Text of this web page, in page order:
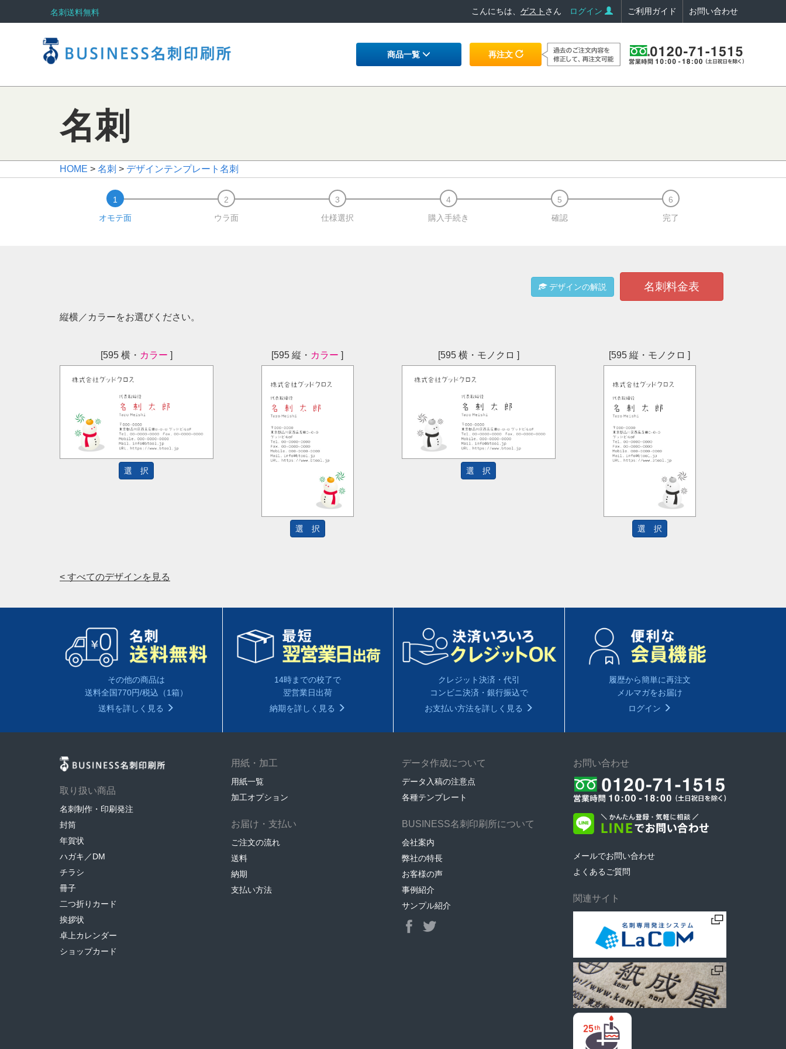
名刺送料無料 こんにちは、 ゲスト さん ログイン ご利用ガイド お問い合わせ
商品一覧 再注文
名刺
HOME > 名刺 > デザインテンプレート名刺
オモテ面 ウラ面 仕様選択 購入手続き 確認 完了
デザインの解説 名刺料金表
縦横／カラーをお選びください。
[595 横・ カラー ]
選 択
[595 縦・ カラー ]
選 択
[595 横・モノクロ ]
選 択
[595 縦・モノクロ ]
選 択
< すべてのデザインを見る
その他の商品は
送料全国770円/税込（1箱）
送料を詳しく見る
14時までの校了で
翌営業日出荷
納期を詳しく見る
クレジット決済・代引
コンビニ決済・銀行振込で
お支払い方法を詳しく見る
履歴から簡単に再注文
メルマガをお届け
ログイン
取り扱い商品
名刺制作・印刷発注
封筒
年賀状
ハガキ／DM
チラシ
冊子
二つ折りカード
挨拶状
卓上カレンダー
ショップカード
用紙・加工
用紙一覧
加工オプション
お届け・支払い
ご注文の流れ
送料
納期
支払い方法
データ作成について
データ入稿の注意点
各種テンプレート
BUSINESS名刺印刷所について
会社案内
弊社の特長
お客様の声
事例紹介
サンプル紹介
お問い合わせ
メールでお問い合わせ
よくあるご質問
関連サイト